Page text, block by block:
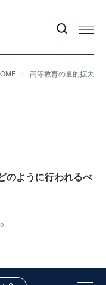
高等教育の量的拡大
のように行われるべ